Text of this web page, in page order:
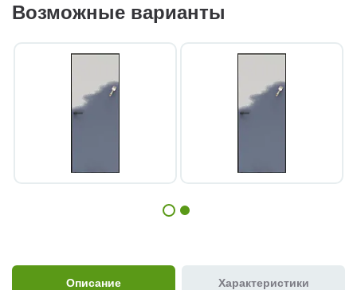
Возможные варианты
Описание Характеристики